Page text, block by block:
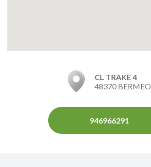
CL TRAKE 4
48370 BERMEO
946966291